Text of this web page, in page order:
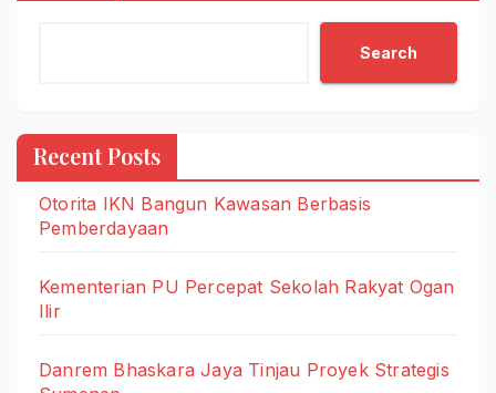
Search
Recent Posts
Otorita IKN Bangun Kawasan Berbasis
Pemberdayaan
Kementerian PU Percepat Sekolah Rakyat Ogan
Ilir
Danrem Bhaskara Jaya Tinjau Proyek Strategis